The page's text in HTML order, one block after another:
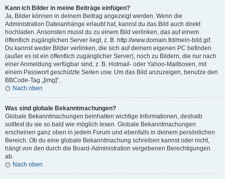
Kann ich Bilder in meine Beiträge einfügen?
Ja, Bilder können in deinem Beitrag angezeigt werden. Wenn die
Administration Dateianhänge erlaubt hat, kannst du das Bild auch direkt
hochladen. Ansonsten musst du zu einem Bild verlinken, das auf einem
öffentlich zugänglichen Server liegt, z. B. http://www.domain.tld/mein-bild.gif.
Du kannst weder Bilder verlinken, die sich auf deinem eigenen PC befinden
(außer es ist ein öffentlich zugänglicher Server), noch zu Bildern, die nur nach
einer Anmeldung verfügbar sind, z. B. Hotmail- oder Yahoo-Mailboxen, mit
einem Passwort geschützte Seiten usw. Um das Bild anzuzeigen, benutze den
BBCode-Tag „[img]“.
Nach oben
Was sind globale Bekanntmachungen?
Globale Bekanntmachungen beinhalten wichtige Informationen, deshalb
solltest du sie so bald wie möglich lesen. Globale Bekanntmachungen
erscheinen ganz oben in jedem Forum und ebenfalls in deinem persönlichen
Bereich. Ob du eine globale Bekanntmachung schreiben kannst oder nicht,
hängt von den durch die Board-Administration vergebenen Berechtigungen
ab.
Nach oben